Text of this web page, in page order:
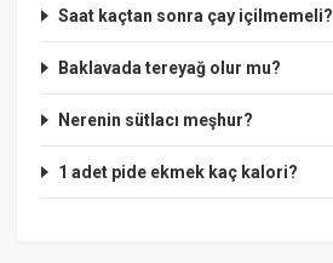
Saat kaçtan sonra çay içilmemeli?
Baklavada tereyağ olur mu?
Nerenin sütlacı meşhur?
1 adet pide ekmek kaç kalori?